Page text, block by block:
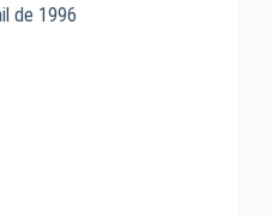
de 1996